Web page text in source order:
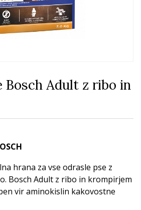
Bosch Adult z ribo in
hrana za vse odrasle pse z
Bosch Adult z ribo in krompirjem
vir aminokislin kakovostne